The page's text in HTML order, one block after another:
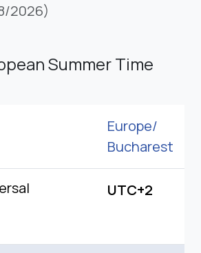
2026)
Summer Time
Europe/
Bucharest
UTC+2